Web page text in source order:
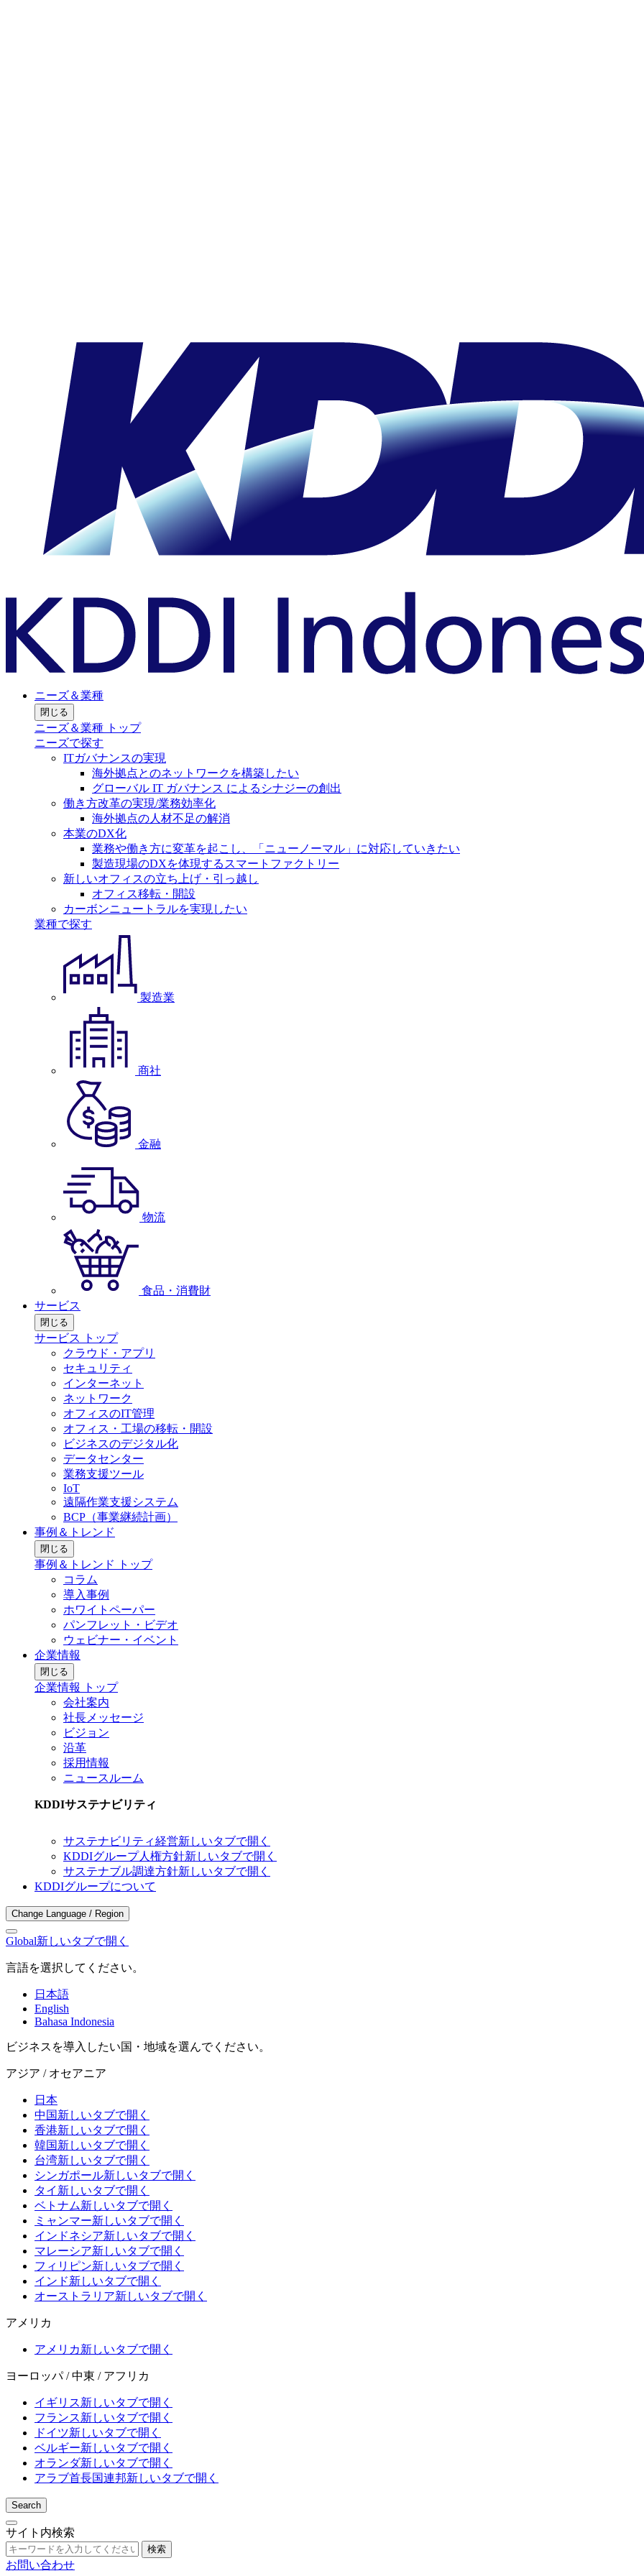
ニーズ＆業種
閉じる
ニーズ＆業種 トップ
ニーズで探す
ITガバナンスの実現
海外拠点とのネットワークを構築したい
グローバル IT ガバナンス によるシナジーの創出
働き方改革の実現/業務効率化
海外拠点の人材不足の解消
本業のDX化
業務や働き方に変革を起こし、「ニューノーマル」に対応していきたい
製造現場のDXを体現するスマートファクトリー
新しいオフィスの立ち上げ・引っ越し
オフィス移転・開設
カーボンニュートラルを実現したい
業種で探す
製造業
商社
金融
物流
食品・消費財
サービス
閉じる
サービス トップ
クラウド・アプリ
セキュリティ
インターネット
ネットワーク
オフィスのIT管理
オフィス・工場の移転・開設
ビジネスのデジタル化
データセンター
業務支援ツール
IoT
遠隔作業支援システム
BCP（事業継続計画）
事例＆トレンド
閉じる
事例＆トレンド トップ
コラム
導入事例
ホワイトペーパー
パンフレット・ビデオ
ウェビナー・イベント
企業情報
閉じる
企業情報 トップ
会社案内
社長メッセージ
ビジョン
沿革
採用情報
ニュースルーム
KDDIサステナビリティ
サステナビリティ経営新しいタブで開く
KDDIグループ人権方針新しいタブで開く
サステナブル調達方針新しいタブで開く
KDDIグループについて
Change Language / Region
Global新しいタブで開く
言語を選択してください。
日本語
English
Bahasa Indonesia
ビジネスを導入したい国・地域を選んでください。
アジア / オセアニア
日本
中国新しいタブで開く
香港新しいタブで開く
韓国新しいタブで開く
台湾新しいタブで開く
シンガポール新しいタブで開く
タイ 新しいタブで開く
ベトナム新しいタブで開く
ミャンマー新しいタブで開く
インドネシア新しいタブで開く
マレーシア新しいタブで開く
フィリピン新しいタブで開く
インド新しいタブで開く
オーストラリア新しいタブで開く
アメリカ
アメリカ新しいタブで開く
ヨーロッパ / 中東 / アフリカ
イギリス新しいタブで開く
フランス新しいタブで開く
ドイツ新しいタブで開く
ベルギー新しいタブで開く
オランダ新しいタブで開く
アラブ首長国連邦新しいタブで開く
Search
サイト内検索
検索
お問い合わせ